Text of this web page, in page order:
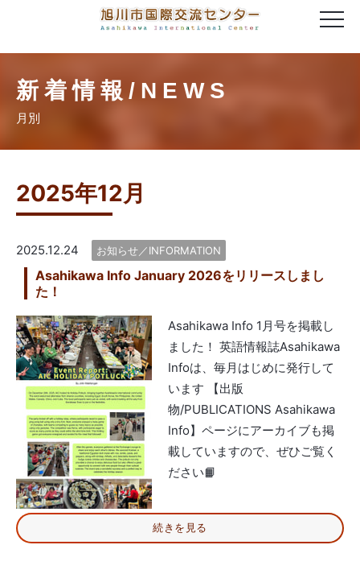
新着情報/NEWS
月別
2025年12月
2025.12.24 お知らせ／INFORMATION
Asahikawa Info January 2026をリリースしまし
た！
Asahikawa Info 1月号を掲載し
ました！ 英語情報誌Asahikawa
Infoは、毎月はじめに発行して
います 【出版
物/PUBLICATIONS Asahikawa
Info】ページにアーカイブも掲
載していますので、ぜひご覧く
ださい📙
続きを見る